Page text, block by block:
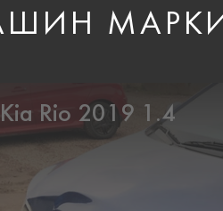
МАРКИ
Kia Rio 2019 1.4